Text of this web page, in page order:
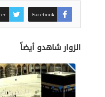
Facebook
الزوار شاهدو أيضاً